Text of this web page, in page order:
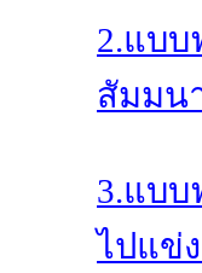
2.แบ
สัมมน
3.แบบ
ไปแข่